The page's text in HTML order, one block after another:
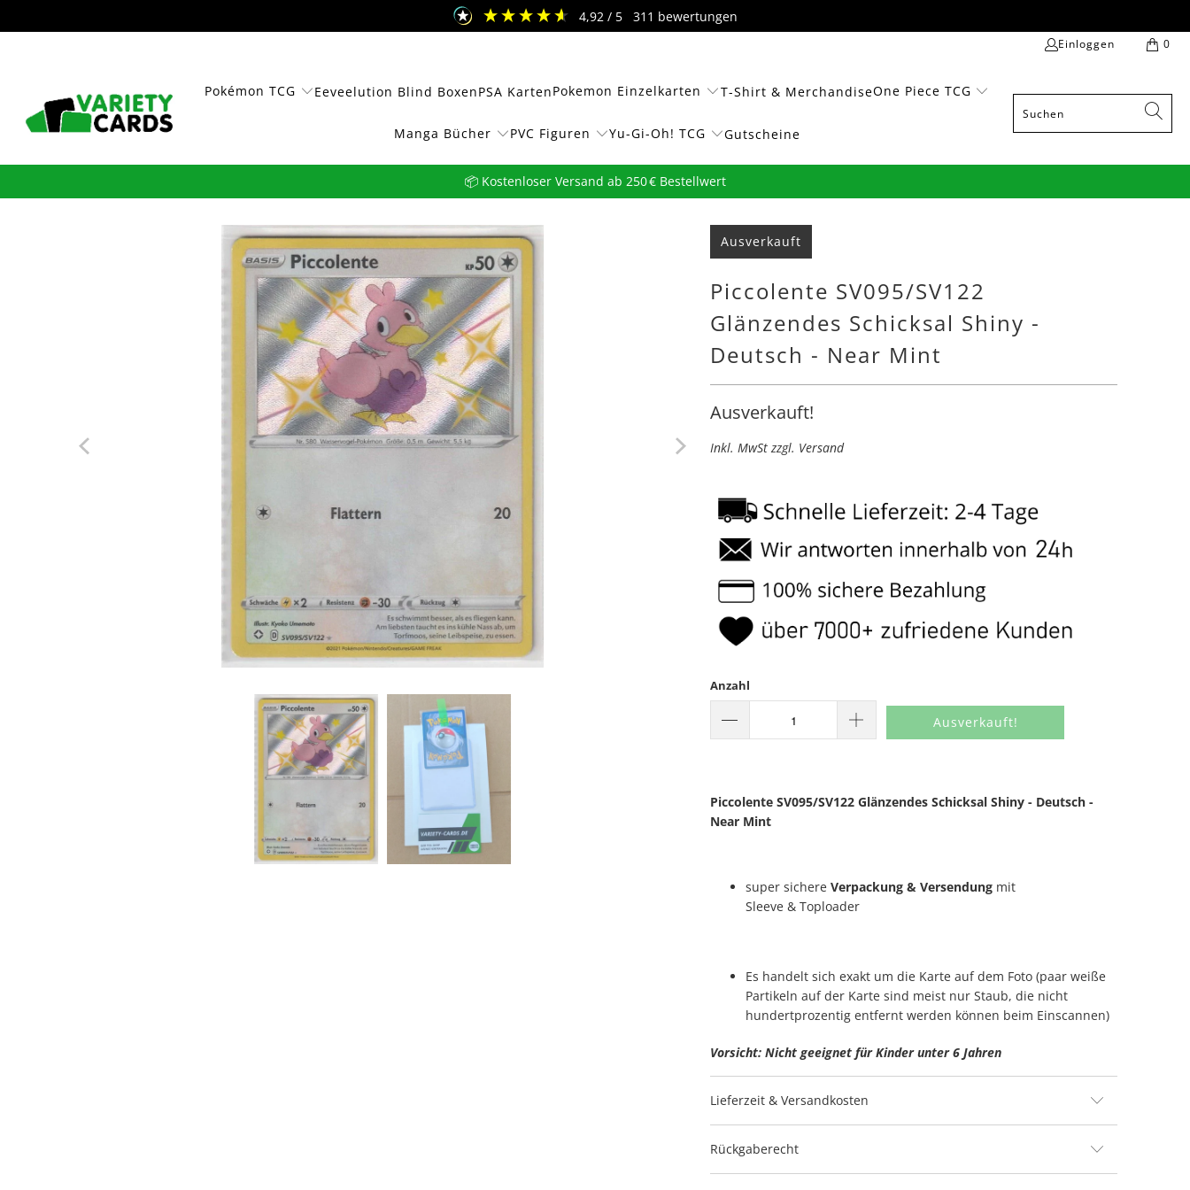
Einloggen 0
Pokémon TCG Eeveelution Blind BoxenPSA KartenPokemon Einzelkarten T-Shirt & MerchandiseOne Piece TCG
Manga Bücher PVC Figuren Yu-Gi-Oh! TCG Gutscheine
4,92 / 5 311 bewertungen
📦 Kostenloser Versand ab 250 € Bestellwert
Ausverkauft
Piccolente SV095/SV122
Glänzendes Schicksal Shiny -
Deutsch - Near Mint
Ausverkauft!
Inkl. MwSt zzgl. Versand
Anzahl
Ausverkauft!
Piccolente SV095/SV122 Glänzendes Schicksal Shiny - Deutsch -
Near Mint
super sichere Verpackung & Versendung mit
Sleeve & Toploader
Es handelt sich exakt um die Karte auf dem Foto (paar weiße
Partikeln auf der Karte sind meist nur Staub, die nicht
hundertprozentig entfernt werden können beim Einscannen)
Vorsicht: Nicht geeignet für Kinder unter 6 Jahren
Lieferzeit & Versandkosten
Rückgaberecht